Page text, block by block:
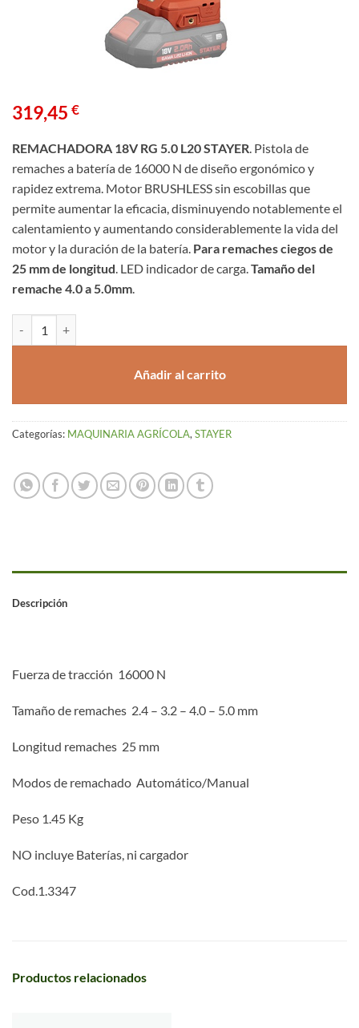
319,45 €
REMACHADORA 18V RG 5.0 L20 STAYER. Pistola de
remaches a batería de 16000 N de diseño ergonómico y
rapidez extrema. Motor BRUSHLESS sin escobillas que
permite aumentar la eficacia, disminuyendo notablemente el
calentamiento y aumentando considerablemente la vida del
motor y la duración de la batería. Para remaches ciegos de
25 mm de longitud. LED indicador de carga.Tamaño del
remache 4.0 a 5.0mm.
Añadir al carrito
Categorías: MAQUINARIA AGRÍCOLA, STAYER
Descripción
Fuerza de tracción 16000 N
Tamaño de remaches 2.4 – 3.2 – 4.0 – 5.0 mm
Longitud remaches 25 mm
Modos de remachado Automático/Manual
Peso 1.45 Kg
NO incluye Baterías, ni cargador
Cod. 1.3347
Productos relacionados